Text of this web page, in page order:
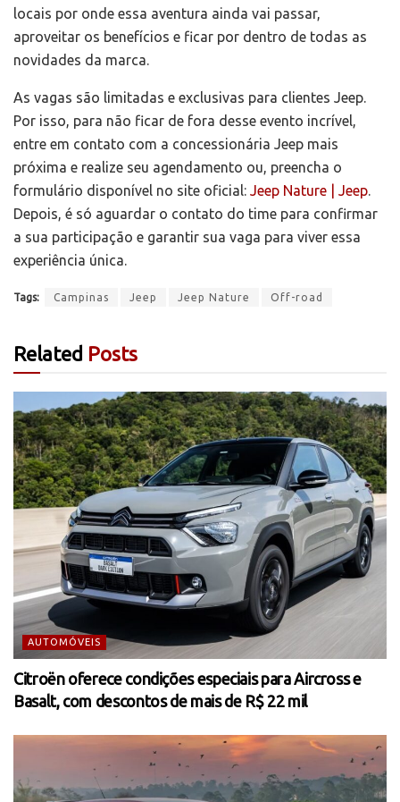
locais por onde essa aventura ainda vai passar,
aproveitar os benefícios e ficar por dentro de todas as
novidades da marca.
As vagas são limitadas e exclusivas para clientes Jeep.
Por isso, para não ficar de fora desse evento incrível,
entre em contato com a concessionária Jeep mais
próxima e realize seu agendamento ou, preencha o
formulário disponível no site oficial: Jeep Nature | Jeep.
Depois, é só aguardar o contato do time para confirmar
a sua participação e garantir sua vaga para viver essa
experiência única.
Tags: Campinas Jeep Jeep Nature Off-road
Related Posts
AUTOMÓVEIS
Citroën oferece condições especiais para Aircross e
Basalt, com descontos de mais de R$ 22 mil